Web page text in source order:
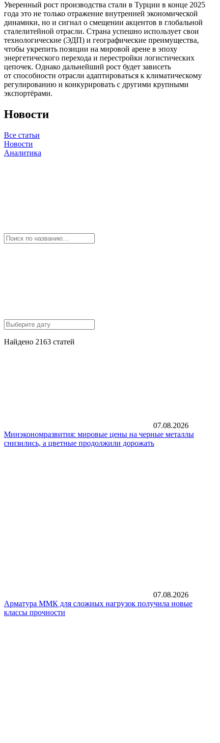
Уверенный рост производства стали в Турции в конце 2025
года это не только отражение внутренней экономической
динамики, но и сигнал о смещении акцентов в глобальной
сталелитейной отрасли. Страна успешно использует свои
технологические (ЭДП) и географические преимущества,
чтобы укрепить позиции на мировой арене в эпоху
энергетического перехода и перестройки логистических
цепочек. Однако дальнейший рост будет зависеть
от способности отрасли адаптироваться к климатическому
регулированию и конкурировать с другими крупными
экспортёрами.
Новости
Все статьи
Новости
Аналитика
Найдено 2163 статей
07.08.2026
Минэкономразвития: мировые цены на черные металлы
снизились, а цветные продолжили дорожать
07.08.2026
Арматура ММК для сложных нагрузок получила новые
классы прочности